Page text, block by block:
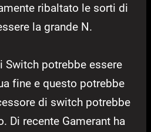
ribaltato le sorti di
la grande N.
Switch potrebbe essere
fine e questo potrebbe
di switch potrebbe
Di recente Gamerant ha